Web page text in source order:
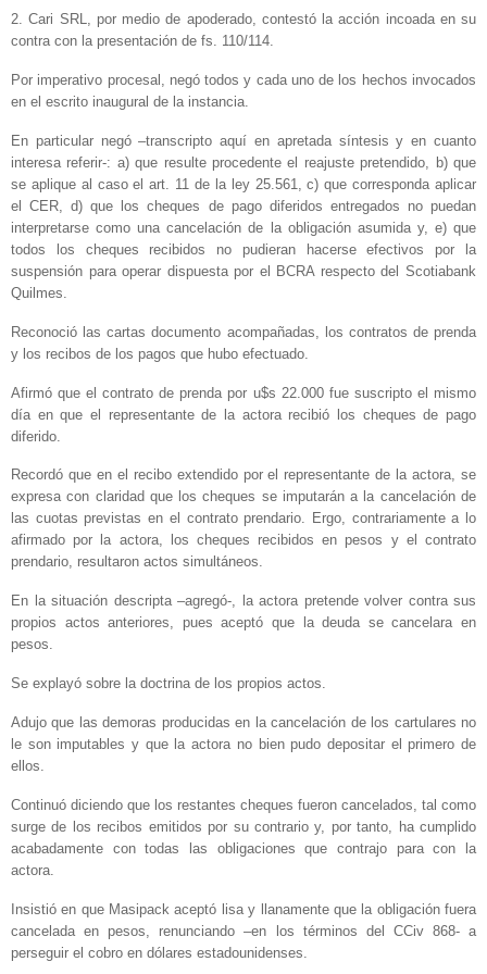
2. Cari SRL, por medio de apoderado, contestó la acción incoada en su
contra con la presentación de fs. 110/114.
Por imperativo procesal, negó todos y cada uno de los hechos invocados
en el escrito inaugural de la instancia.
En particular negó –transcripto aquí en apretada síntesis y en cuanto
interesa referir-: a) que resulte procedente el reajuste pretendido, b) que
se aplique al caso el art. 11 de la ley 25.561, c) que corresponda aplicar
el CER, d) que los cheques de pago diferidos entregados no puedan
interpretarse como una cancelación de la obligación asumida y, e) que
todos los cheques recibidos no pudieran hacerse efectivos por la
suspensión para operar dispuesta por el BCRA respecto del Scotiabank
Quilmes.
Reconoció las cartas documento acompañadas, los contratos de prenda
y los recibos de los pagos que hubo efectuado.
Afirmó que el contrato de prenda por u$s 22.000 fue suscripto el mismo
día en que el representante de la actora recibió los cheques de pago
diferido.
Recordó que en el recibo extendido por el representante de la actora, se
expresa con claridad que los cheques se imputarán a la cancelación de
las cuotas previstas en el contrato prendario. Ergo, contrariamente a lo
afirmado por la actora, los cheques recibidos en pesos y el contrato
prendario, resultaron actos simultáneos.
En la situación descripta –agregó-, la actora pretende volver contra sus
propios actos anteriores, pues aceptó que la deuda se cancelara en
pesos.
Se explayó sobre la doctrina de los propios actos.
Adujo que las demoras producidas en la cancelación de los cartulares no
le son imputables y que la actora no bien pudo depositar el primero de
ellos.
Continuó diciendo que los restantes cheques fueron cancelados, tal como
surge de los recibos emitidos por su contrario y, por tanto, ha cumplido
acabadamente con todas las obligaciones que contrajo para con la
actora.
Insistió en que Masipack aceptó lisa y llanamente que la obligación fuera
cancelada en pesos, renunciando –en los términos del CCiv 868- a
perseguir el cobro en dólares estadounidenses.